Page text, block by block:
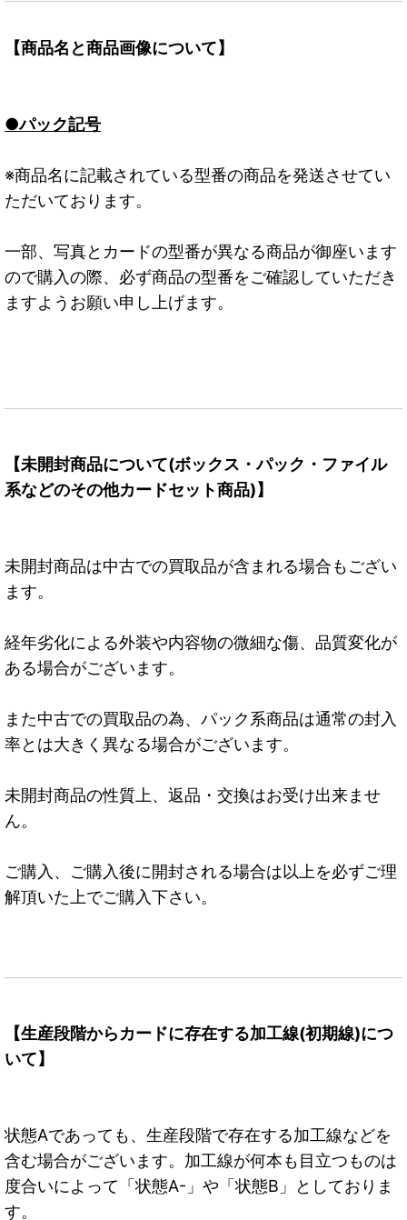
【商品名と商品画像について】
●パック記号
※商品名に記載されている型番の商品を発送させてい
ただいております。
一部、写真とカードの型番が異なる商品が御座います
ので購入の際、必ず商品の型番をご確認していただき
ますようお願い申し上げます。
【未開封商品について(ボックス・パック・ファイル
系などのその他カードセット商品)】
未開封商品は中古での買取品が含まれる場合もござい
ます。
経年劣化による外装や内容物の微細な傷、品質変化が
ある場合がございます。
また中古での買取品の為、パック系商品は通常の封入
率とは大きく異なる場合がございます。
未開封商品の性質上、返品・交換はお受け出来ませ
ん。
ご購入、ご購入後に開封される場合は以上を必ずご理
解頂いた上でご購入下さい。
【生産段階からカードに存在する加工線(初期線)につ
いて】
状態Aであっても、生産段階で存在する加工線などを
含む場合がございます。加工線が何本も目立つものは
度合いによって「状態A-」や「状態B」としておりま
す。